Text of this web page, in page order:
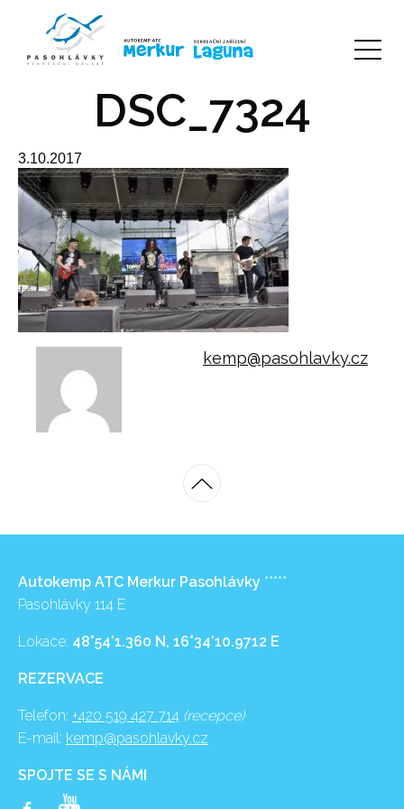
DSC_7324
3.10.2017
kemp@pasohlavky.cz
Autokemp ATC Merkur Pasohlávky *****
Pasohlávky 114 E
Lokace: 48°54’1.360 N, 16°34’10.9712 E
REZERVACE
Telefon: +420 519 427 714 (recepce)
E-mail: kemp@pasohlavky.cz
SPOJTE SE S NÁMI